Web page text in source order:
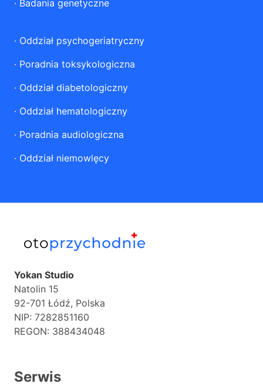
· Badania genetyczne
· Oddział psychogeriatryczny
· Poradnia toksykologiczna
· Oddział diabetologiczny
· Oddział hematologiczny
· Poradnia audiologiczna
· Oddział niemowlęcy
Yokan Studio
Natolin 15
92-701 Łódź, Polska
NIP: 7282851160
REGON: 388434048
Serwis